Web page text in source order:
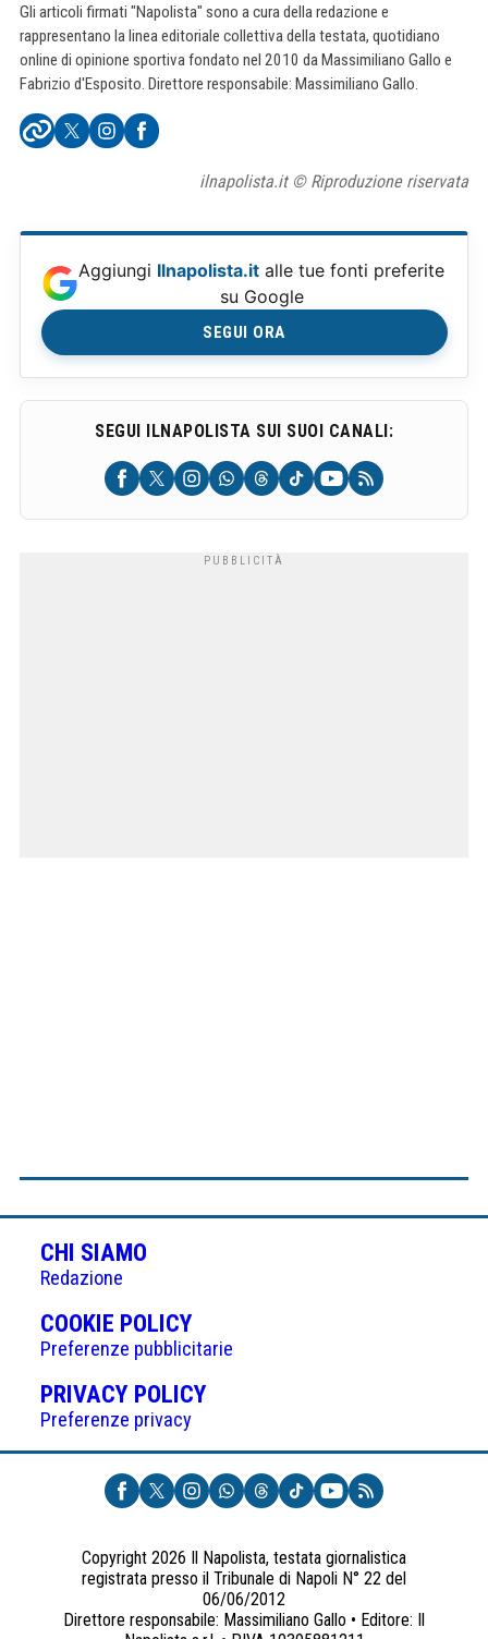
Gli articoli firmati "Napolista" sono a cura della redazione e
rappresentano la linea editoriale collettiva della testata, quotidiano
online di opinione sportiva fondato nel 2010 da Massimiliano Gallo e
Fabrizio d'Esposito. Direttore responsabile: Massimiliano Gallo.
ilnapolista.it © Riproduzione riservata
Aggiungi Ilnapolista.it alle tue fonti preferite
su Google
SEGUI ORA
SEGUI ILNAPOLISTA SUI SUOI CANALI:
CHI SIAMO
Redazione
COOKIE POLICY(APRE
IN
UNA
NUOVA
Preferenze pubblicitarie
PRIVACY POLICY(APRE
UNA
NUOVA
SCHEDA)
Preferenze privacy
Copyright 2026 Il Napolista, testata giornalistica
registrata presso il Tribunale di Napoli N° 22 del
06/06/2012
Direttore responsabile: Massimiliano Gallo • Editore: Il